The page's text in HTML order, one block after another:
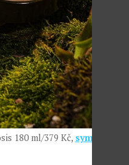
180 ml/379 Kč, symbiosis-